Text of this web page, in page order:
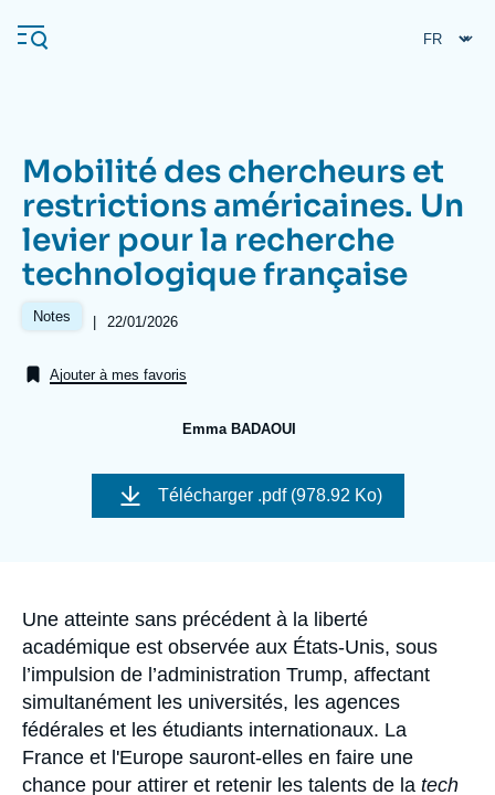
au
contenu
Navigation
principale
L'Ifri
Analyses
Se connecter
Mobilité des chercheurs et
restrictions américaines. Un
levier pour la recherche
technologique française
Notes |
Date
publication
22/01/2026
Ajouter à mes favoris
Emma BADAOUI
Image
couverture
Télécharger .pdf (978.92 Ko)
Accroche
Une atteinte sans précédent à la liberté
académique est observée aux États-Unis, sous
l’impulsion de l’administration Trump, affectant
simultanément les universités, les agences
fédérales et les étudiants internationaux. La
France et l'Europe sauront-elles en faire une
chance pour attirer et retenir les talents de la tech